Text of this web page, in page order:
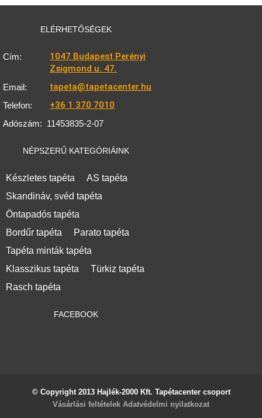
ELÉRHETŐSÉGEK
Cím:
1047 Budapest Perényi
Zsigmond u. 47.
Email: tapeta@tapetacenter.hu
Telefon: +36 1 370 7010
Adószám: 11453835-2-07
NÉPSZERŰ KATEGÓRIÁINK
Készletes tapéta
AS tapéta
Skandináv, svéd tapéta
Öntapadós tapéta
Bordűr tapéta
Parato tapéta
Tapéta minták tapéta
Klasszikus tapéta
Türkiz tapéta
Rasch tapéta
FACEBOOK
© Copyright 2013 Hajlék-2000 Kft. Tapétacenter csoport
Vásárlási feltételek Adatvédelmi nyilatkozat